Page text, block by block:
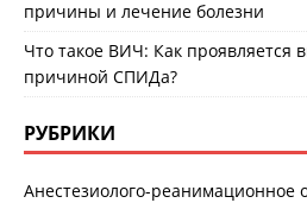
причины и лечение болезни
Что такое ВИЧ: Как проявляется
причиной СПИДа?
РУБРИКИ
Анестезиолого-реанимационное